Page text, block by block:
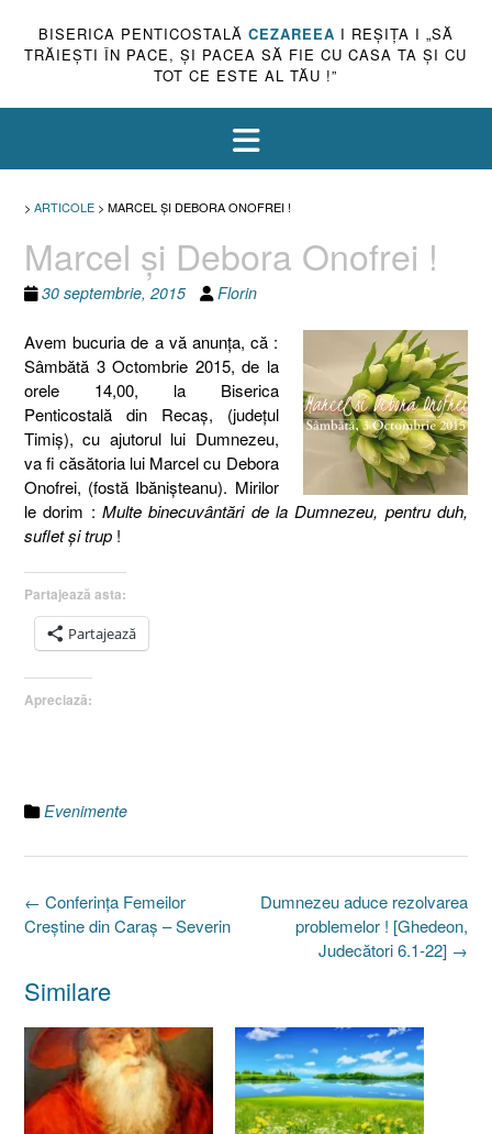
BISERICA PENTICOSTALĂ CEZAREEA I REŞIŢA I „SĂ
TRĂIEŞTI ÎN PACE, ŞI PACEA SĂ FIE CU CASA TA ŞI CU
TOT CE ESTE AL TĂU !”
> ARTICOLE > MARCEL ŞI DEBORA ONOFREI !
Marcel şi Debora Onofrei !
30 septembrie, 2015 Florin
Avem bucuria de a vă anunţa, că :
Sâmbătă 3 Octombrie 2015, de la
orele 14,00, la Biserica
Penticostală din Recaş, (judeţul
Timiş), cu ajutorul lui Dumnezeu,
va fi căsătoria lui Marcel cu Debora
Onofrei, (fostă Ibănişteanu). Mirilor
le dorim : Multe binecuvântări de la Dumnezeu, pentru duh,
suflet şi trup !
Partajează asta:
Partajează
Apreciază:
Evenimente
Post
navigation
Dumnezeu aduce rezolvarea
problemelor ! [Ghedeon,
Judecători 6.1-22] →
← Conferinţa Femeilor
Creştine din Caraş – Severin
Similare